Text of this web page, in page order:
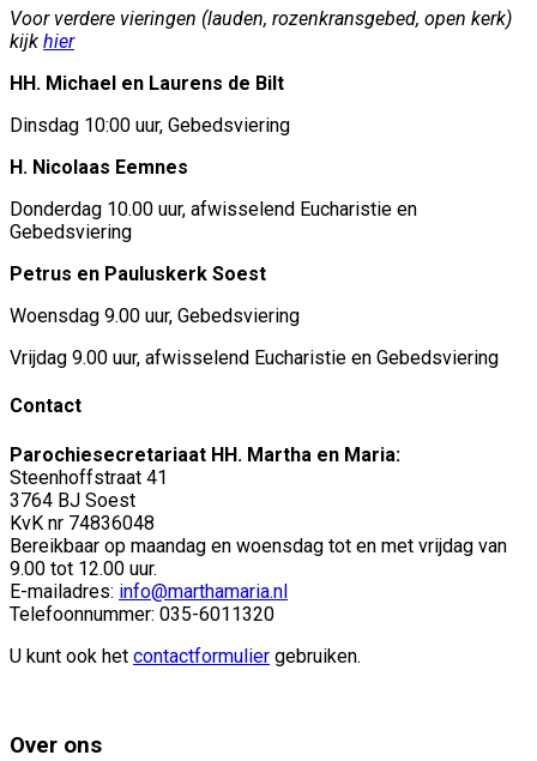
Voor verdere vieringen (lauden, rozenkransgebed, open kerk)
kijk hier
HH. Michael en Laurens de Bilt
Dinsdag 10:00 uur, Gebedsviering
H. Nicolaas Eemnes
Donderdag 10.00 uur, afwisselend Eucharistie en
Gebedsviering
Petrus en Pauluskerk Soest
Woensdag 9.00 uur, Gebedsviering
Vrijdag 9.00 uur, afwisselend Eucharistie en Gebedsviering
Contact
Parochiesecretariaat HH. Martha en Maria:
Steenhoffstraat 41
3764 BJ Soest
KvK nr 74836048
Bereikbaar op maandag en woensdag tot en met vrijdag van
9.00 tot 12.00 uur.
E-mailadres: info@marthamaria.nl
Telefoonnummer: 035-6011320
U kunt ook het contactformulier gebruiken.
Over ons